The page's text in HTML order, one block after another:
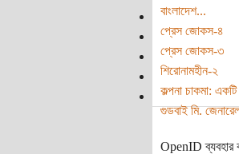
বাংলাদেশ...
প্রেস জোকস-৪
প্রেস জোকস-৩
শিরোনামহীন-২
কল্পনা চাকমা:
গুডবাই মি.
OpenID ব্যবহার